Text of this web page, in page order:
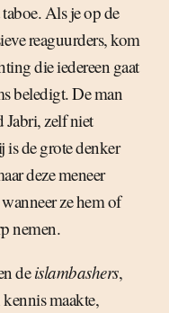
Als je op de
reaguurders, kom
die iedereen gaat
beledigt. De man
Jabri, zelf niet
de grote denker
deze meneer
ze hem of
nemen.
deislambashers,
maakte,